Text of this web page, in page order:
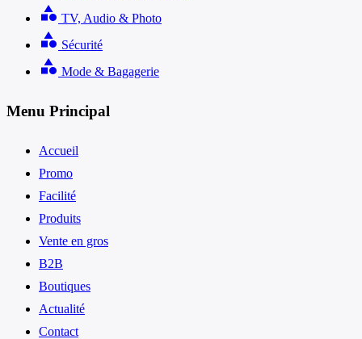
category TV, Audio & Photo
category Sécurité
category Mode & Bagagerie
Menu Principal
Accueil
Promo
Facilité
Produits
Vente en gros
B2B
Boutiques
Actualité
Contact